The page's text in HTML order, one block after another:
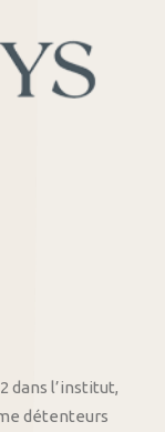
dans l’institut,
détenteurs